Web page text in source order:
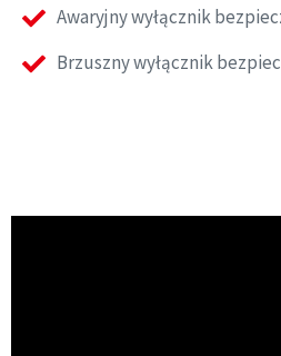
Awaryjny wyłącznik
Brzuszny wyłącznik